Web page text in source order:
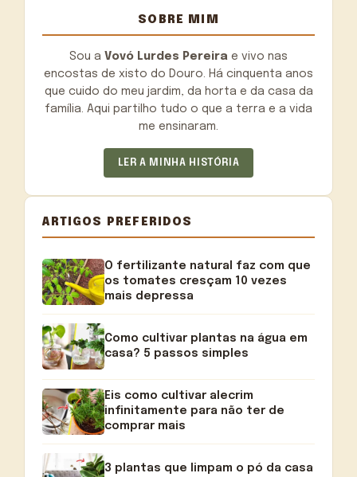
SOBRE MIM
Sou a Vovó Lurdes Pereira e vivo nas
encostas de xisto do Douro. Há cinquenta anos
que cuido do meu jardim, da horta e da casa da
família. Aqui partilho tudo o que a terra e a vida
me ensinaram.
LER A MINHA HISTÓRIA
ARTIGOS PREFERIDOS
O fertilizante natural faz com que
os tomates cresçam 10 vezes
mais depressa
Como cultivar plantas na água em
casa? 5 passos simples
Eis como cultivar alecrim
infinitamente para não ter de
comprar mais
3 plantas que limpam o pó da casa